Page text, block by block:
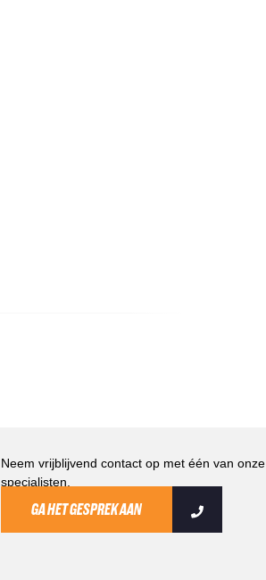
Neem vrijblijvend contact op met één van onze
specialisten.
GA HET GESPREK AAN